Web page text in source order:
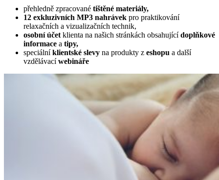
přehledně zpracované tištěné materiály,
12 exkluzivních MP3 nahrávek pro praktikování
relaxačních a vizualizačních technik,
osobní účet klienta na našich stránkách obsahujícídoplňkové
informace a tipy,
speciálníklientské slevy na produkty z eshopu a další
vzdělávacíwebináře